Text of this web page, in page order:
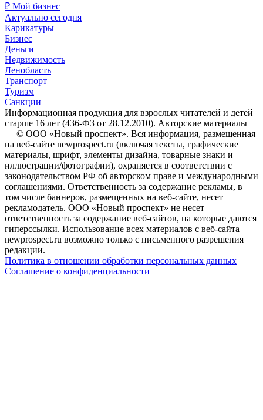
₽ Мой бизнес
Актуально сегодня
Карикатуры
Бизнес
Деньги
Недвижимость
Ленобласть
Транспорт
Туризм
Санкции
Информационная продукция для взрослых читателей и детей
старше 16 лет (436-ФЗ от 28.12.2010). Авторские материалы
— © ООО «Новый проспект». Вся информация, размещенная
на веб-сайте newprospect.ru (включая тексты, графические
материалы, шрифт, элементы дизайна, товарные знаки и
иллюстрации/фотографии), охраняется в соответствии с
законодательством РФ об авторском праве и международными
соглашениями. Ответственность за содержание рекламы, в
том числе баннеров, размещенных на веб-сайте, несет
рекламодатель. ООО «Новый проспект» не несет
ответственность за содержание веб-сайтов, на которые даются
гиперссылки. Использование всех материалов с веб-сайта
newprospect.ru возможно только с письменного разрешения
редакции.
Политика в отношении обработки персональных данных
Соглашение о конфиденциальности